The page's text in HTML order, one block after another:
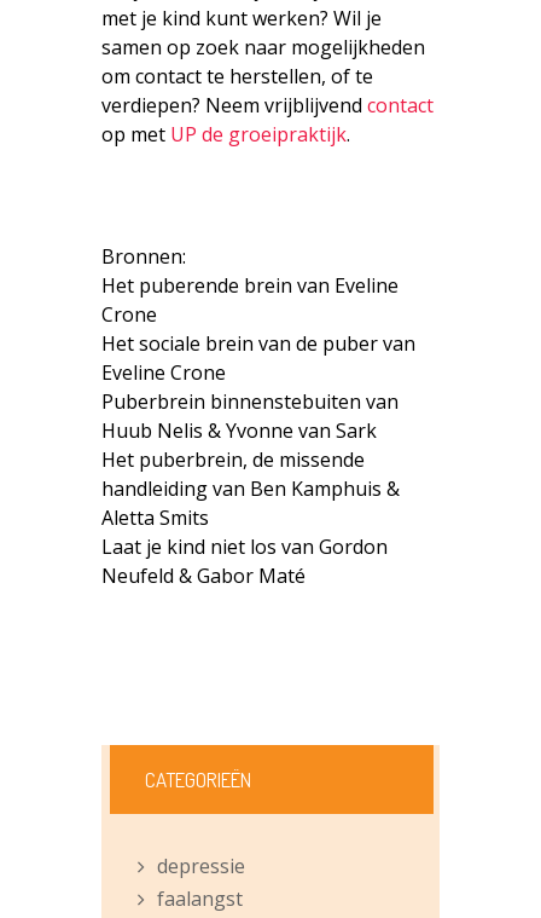
met je kind kunt werken? Wil je
samen op zoek naar mogelijkheden
om contact te herstellen, of te
verdiepen? Neem vrijblijvend contact
op met UP de groeipraktijk.
Bronnen:
Het puberende brein van Eveline
Crone
Het sociale brein van de puber van
Eveline Crone
Puberbrein binnenstebuiten van
Huub Nelis & Yvonne van Sark
Het puberbrein, de missende
handleiding van Ben Kamphuis &
Aletta Smits
Laat je kind niet los van Gordon
Neufeld & Gabor Maté
CATEGORIEËN
depressie
faalangst